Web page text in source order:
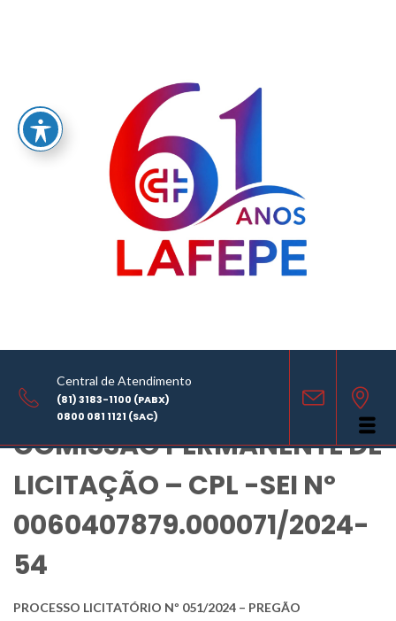
Central de Atendimento
(81) 3183-1100 (PABX)
0800 081 1121 (SAC)
AVISO DE LICITAÇÃO – COMISSÃO PERMANENTE DE LICITAÇÃO – CPL -SEI Nº
0060407879.000071/2024-54
AVISO DE LICITAÇÃO –
COMISSÃO PERMANENTE DE
LICITAÇÃO – CPL -SEI Nº
0060407879.000071/2024-
54
PROCESSO LICITATÓRIO Nº 051/2024 – PREGÃO